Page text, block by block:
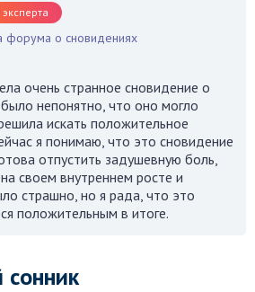
форума о сновидениях
очень странное сновидение о
непонятно, что оно могло
искать положительное
я понимаю, что это сновидение
отпустить задушевную боль,
своем внутреннем росте и
страшно, но я рада, что это
положительным в итоге.
сонник